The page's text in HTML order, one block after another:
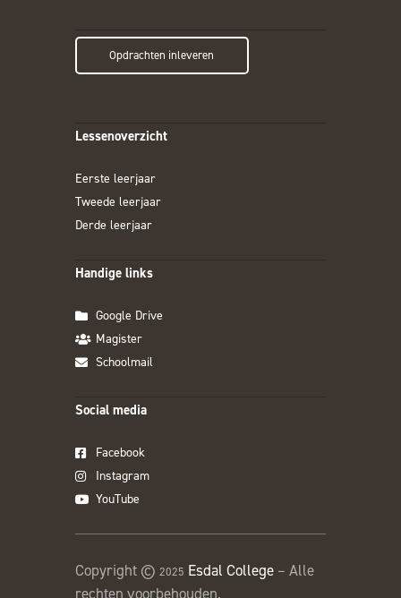
Opdrachten inleveren
Lessenoverzicht
Eerste leerjaar
Tweede leerjaar
Derde leerjaar
Handige links
Google Drive
Magister
Schoolmail
Social media
Facebook
Instagram
YouTube
Copyright © 2025 Esdal College – Alle
rechten voorbehouden.